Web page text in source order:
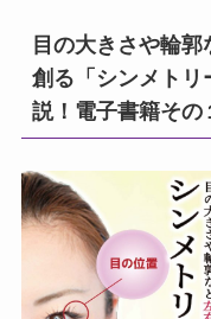
目の大きさや輪
創る「シンメトリ
説！電子書籍その